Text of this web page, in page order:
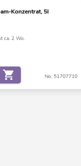
Konzentrat, 5l
ca. 2 Wo.
No. 51707710